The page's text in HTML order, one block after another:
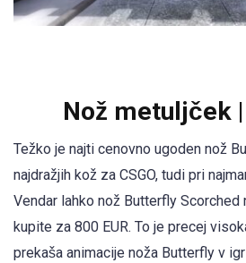
Nož metuljček
Težko je najti cenovno ugoden nož
najdražjih kož za CSGO, tudi pri
Vendar lahko nož Butterfly Scorched
kupite za 800 EUR. To je precej
prekaša animacije noža Butterfly v